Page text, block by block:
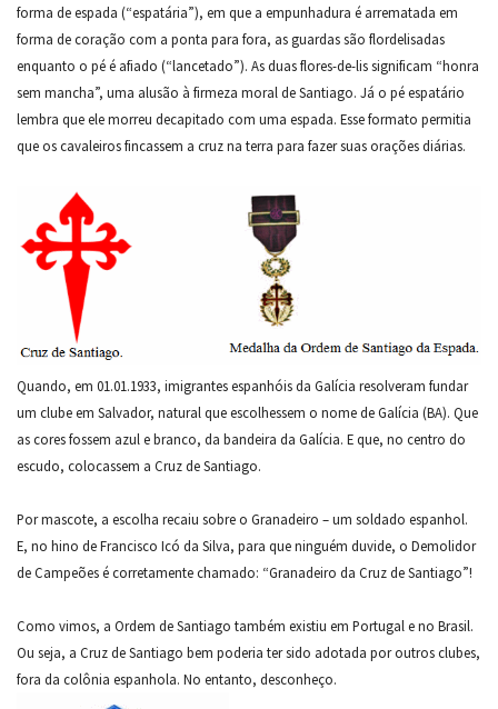
forma de espada (“espatária”), em que a empunhadura é arrematada em
forma de coração com a ponta para fora, as guardas são flordelisadas
enquanto o pé é afiado (“lancetado”). As duas flores-de-lis significam “honra
sem mancha”, uma alusão à firmeza moral de Santiago. Já o pé espatário
lembra que ele morreu decapitado com uma espada. Esse formato permitia
que os cavaleiros fincassem a cruz na terra para fazer suas orações diárias.
Quando, em 01.01.1933, imigrantes espanhóis da Galícia resolveram fundar
um clube em Salvador, natural que escolhessem o nome de Galícia (BA). Que
as cores fossem azul e branco, da bandeira da Galícia. E que, no centro do
escudo, colocassem a Cruz de Santiago.
Por mascote, a escolha recaiu sobre o Granadeiro – um soldado espanhol.
E, no hino de Francisco Icó da Silva, para que ninguém duvide, o Demolidor
de Campeões é corretamente chamado: “Granadeiro da Cruz de Santiago”!
Como vimos, a Ordem de Santiago também existiu em Portugal e no Brasil.
Ou seja, a Cruz de Santiago bem poderia ter sido adotada por outros clubes,
fora da colônia espanhola. No entanto, desconheço.